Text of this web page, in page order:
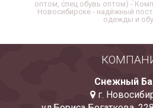
оптом, спец обувь оптом) -
Новосибирске - надёжный
одежды и
Снежный
г.